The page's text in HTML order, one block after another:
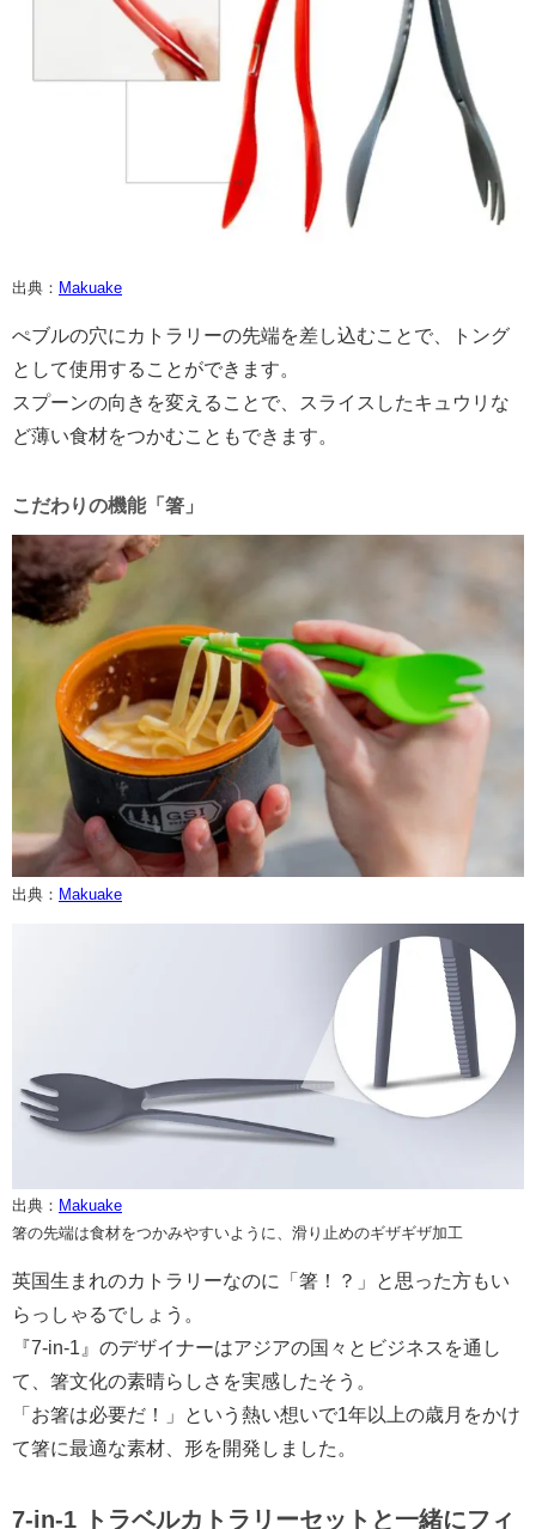
出典： Makuake
ぺブルの穴にカトラリーの先端を差し込むことで、トング
として使用することができます。
スプーンの向きを変えることで、スライスしたキュウリな
ど薄い食材をつかむこともできます。
こだわりの機能「箸」
出典： Makuake
出典： Makuake
箸の先端は食材をつかみやすいように、滑り止めのギザギザ加工
英国生まれのカトラリーなのに「箸！？」と思った方もい
らっしゃるでしょう。
『7-in-1』のデザイナーはアジアの国々とビジネスを通し
て、箸文化の素晴らしさを実感したそう。
「お箸は必要だ！」という熱い想いで1年以上の歳月をかけ
て箸に最適な素材、形を開発しました。
7-in-1 トラベルカトラリーセットと一緒にフィ